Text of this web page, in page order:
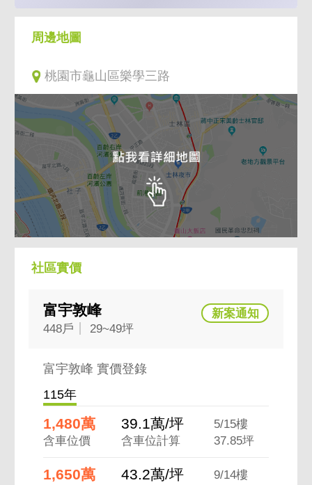
周邊地圖
桃園市龜山區樂學三路
社區實價
富宇敦峰
448戶 29~49坪
富宇敦峰 實價登錄
115年
1,480萬
含車位價
39.1萬/坪
含車位計算
5/15樓
37.85坪
1,650萬 43.2萬/坪
9/14樓